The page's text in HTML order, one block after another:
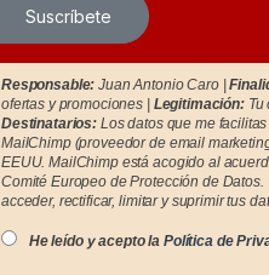
Suscríbete
Responsable: Juan Antonio Caro |
ofertas y promociones | Legitimación:Tu
Destinatarios: Los datos que me
MailChimp (proveedor de email
EEUU. MailChimp está acogido al
Comité Europeo de Protección de Datos.
acceder, rectificar, limitar y suprimir tus
He leído y acepto la Política de